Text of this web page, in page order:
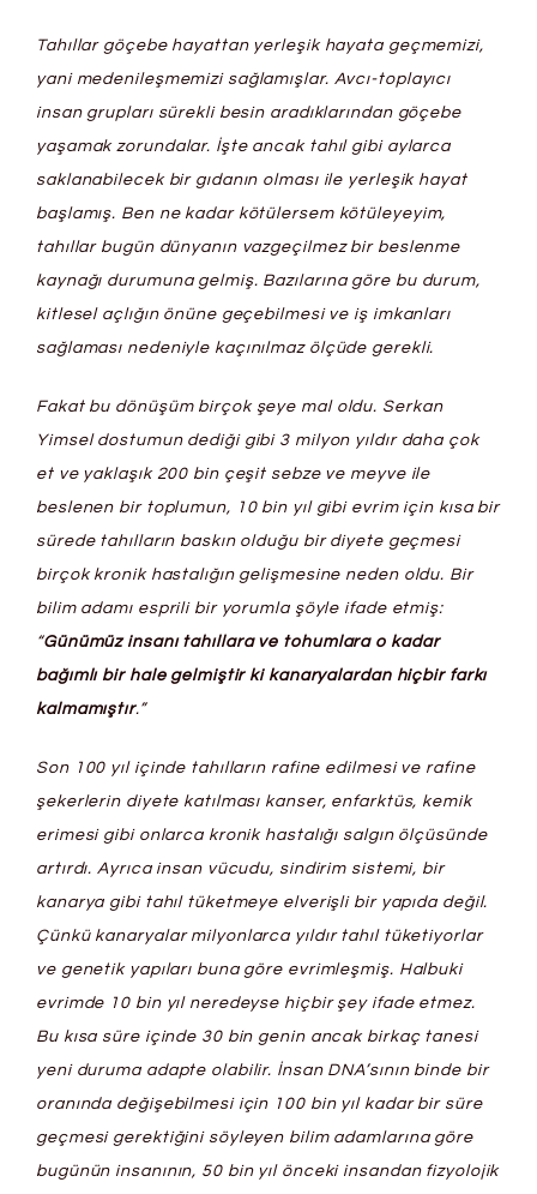
Tahıllar göçebe hayattan yerleşik hayata geçmemizi,
yani medenileşmemizi sağlamışlar. Avcı-toplayıcı
insan grupları sürekli besin aradıklarından göçebe
yaşamak zorundalar. İşte ancak tahıl gibi aylarca
saklanabilecek bir gıdanın olması ile yerleşik hayat
başlamış. Ben ne kadar kötülersem kötüleyeyim,
tahıllar bugün dünyanın vazgeçilmez bir beslenme
kaynağı durumuna gelmiş. Bazılarına göre bu durum,
kitlesel açlığın önüne geçebilmesi ve iş imkanları
sağlaması nedeniyle kaçınılmaz ölçüde gerekli.
Fakat bu dönüşüm birçok şeye mal oldu. Serkan
Yimsel dostumun dediği gibi 3 milyon yıldır daha çok
et ve yaklaşık 200 bin çeşit sebze ve meyve ile
beslenen bir toplumun, 10 bin yıl gibi evrim için kısa bir
sürede tahılların baskın olduğu bir diyete geçmesi
birçok kronik hastalığın gelişmesine neden oldu. Bir
bilim adamı esprili bir yorumla şöyle ifade etmiş:
“Günümüz insanı tahıllara ve tohumlara o kadar
bağımlı bir hale gelmiştir ki kanaryalardan hiçbir farkı
kalmamıştır.”
Son 100 yıl içinde tahılların rafine edilmesi ve rafine
şekerlerin diyete katılması kanser, enfarktüs, kemik
erimesi gibi onlarca kronik hastalığı salgın ölçüsünde
artırdı. Ayrıca insan vücudu, sindirim sistemi, bir
kanarya gibi tahıl tüketmeye elverişli bir yapıda değil.
Çünkü kanaryalar milyonlarca yıldır tahıl tüketiyorlar
ve genetik yapıları buna göre evrimleşmiş. Halbuki
evrimde 10 bin yıl neredeyse hiçbir şey ifade etmez.
Bu kısa süre içinde 30 bin genin ancak birkaç tanesi
yeni duruma adapte olabilir. İnsan DNA’sının binde bir
oranında değişebilmesi için 100 bin yıl kadar bir süre
geçmesi gerektiğini söyleyen bilim adamlarına göre
bugünün insanının, 50 bin yıl önceki insandan fizyolojik